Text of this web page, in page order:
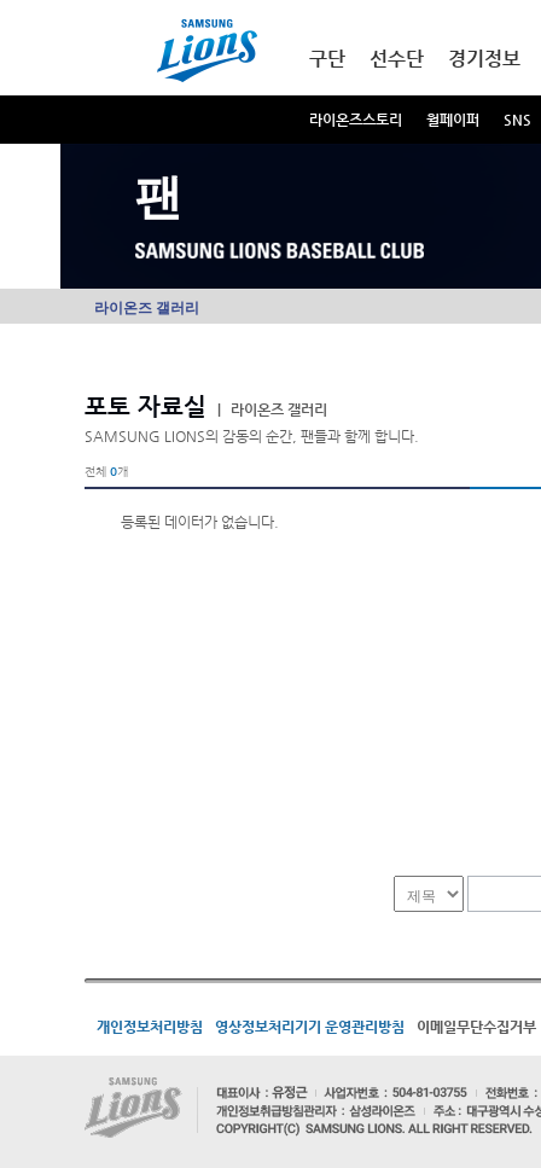
구단 선수단 경기정보
라이온즈스토리 월페이퍼 SNS
팬
라이온즈 갤러리
포토 자료실
라이온즈 갤러리
SAMSUNG LIONS의 감동의 순간, 팬들과 함께 합니다.
전체 0개
등록된 데이터가 없습니다.
개인정보처리방침 영상정보처리기기 운영관리방침 이메일무단수집거부